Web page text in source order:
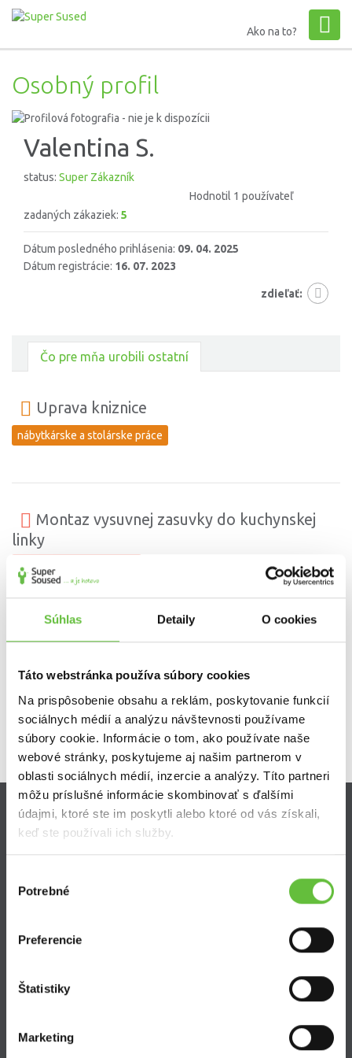
Súhlas Detaily O cookies
Táto webstránka používa súbory cookies
Na prispôsobenie obsahu a reklám, poskytovanie funkcií
sociálnych médií a analýzu návštevnosti používame
súbory cookie. Informácie o tom, ako používate naše
webové stránky, poskytujeme aj našim partnerom v
oblasti sociálnych médií, inzercie a analýzy. Títo partneri
môžu príslušné informácie skombinovať s ďalšími
údajmi, ktoré ste im poskytli alebo ktoré od vás získali,
keď ste používali ich služby.
súhlasu
Potrebné
Preferencie
Štatistiky
Marketing
Ako na to?
Osobný profil
Valentina S.
status: Super Zákazník
Hodnotil 1 používateľ
zadaných zákaziek: 5
Dátum posledného prihlásenia: 09. 04. 2025
Dátum registrácie: 16. 07. 2023
zdieľať:
Čo pre mňa urobili ostatní
Uprava kniznice
nábytkárske a stolárske práce
Montaz vysuvnej zasuvky do kuchynskej
linky
montáž kuchynskej linky
Instalacia IKEA svietidiel NYMANE
Zistite viac